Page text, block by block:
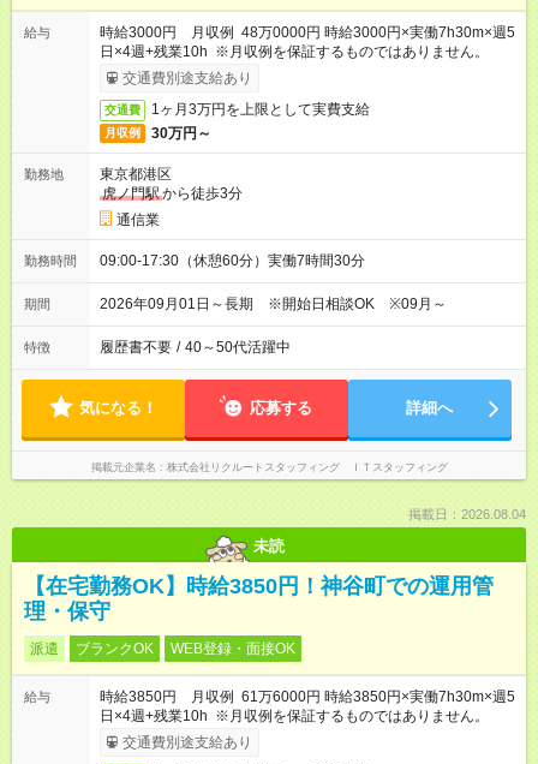
給与
時給3000円 月収例 48万0000円 時給3000円×実働7h30m×週5
日×4週+残業10h ※月収例を保証するものではありません。
交通費別途支給あり
交通費 1ヶ月3万円を上限として実費支給
月収例 30万円～
勤務地
東京都港区
虎ノ門駅から徒歩3分
通信業
勤務時間 09:00-17:30（休憩60分）実働7時間30分
期間 2026年09月01日～長期 ※開始日相談OK ※09月～
特徴 履歴書不要 / 40～50代活躍中
気になる！ 応募する 詳細へ
掲載元企業名 株式会社リクルートスタッフィング ＩＴスタッフィング
掲載日：2026.08.04
未読
【在宅勤務OK】時給3850円！神谷町での運用管
理・保守
派遣 ブランクOK WEB登録・面接OK
給与
時給3850円 月収例 61万6000円 時給3850円×実働7h30m×週5
日×4週+残業10h ※月収例を保証するものではありません。
交通費別途支給あり